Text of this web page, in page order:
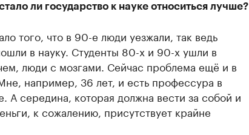
ли государство к науке относиться лучше?
того, что в 90-е люди уезжали, так ведь
в науку. Студенты 80-х и 90-х ушли в
люди с мозгами. Сейчас проблема ещё и в
например, 36 лет, и есть профессура в
А середина, которая должна вести за собой и
к сожалению, присутствует крайне